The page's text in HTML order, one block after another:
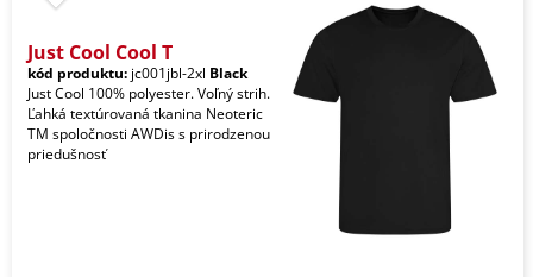
Just Cool Cool T
kód produktu: jc001jbl-2xl Black
Just Cool 100% polyester. Voľný strih.
Ľahká textúrovaná tkanina Neoteric
TM spoločnosti AWDis s prirodzenou
priedušnosť